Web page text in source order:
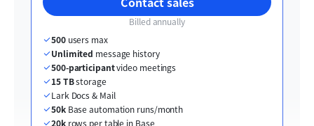
Billed annually
500 users max
Unlimited message history
500-participant video meetings
15 TB storage
Lark Docs & Mail
50k Base automation runs/month
20k rows per table in Base